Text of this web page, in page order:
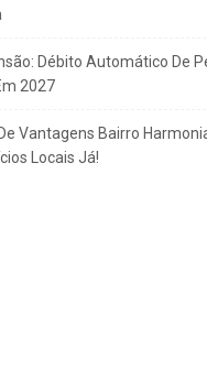
Débito Automático De
2027
Vantagens Bairro
Locais Já!